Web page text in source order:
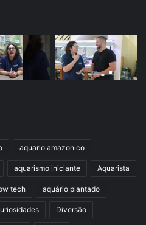
aquario amazonico
aquarismo iniciante Aquarista
tech aquário plantado
Diversão